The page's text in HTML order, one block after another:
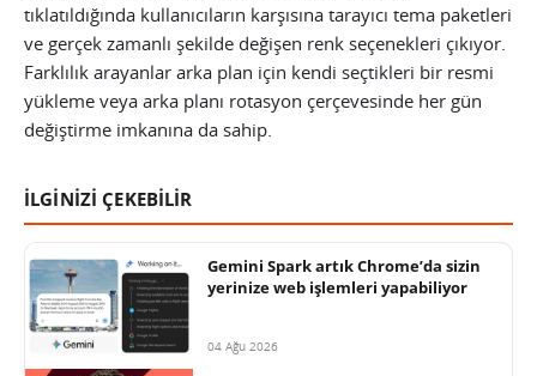
tıklatıldığında kullanıcıların karşısına tarayıcı tema paketleri
ve gerçek zamanlı şekilde değişen renk seçenekleri çıkıyor.
Farklılık arayanlar arka plan için kendi seçtikleri bir resmi
yükleme veya arka planı rotasyon çerçevesinde her gün
değiştirme imkanına da sahip.
İLGİNİZİ ÇEKEBİLİR
Gemini Spark artık Chrome’da sizin
yerinize web işlemleri yapabiliyor
04 Ağu 2026